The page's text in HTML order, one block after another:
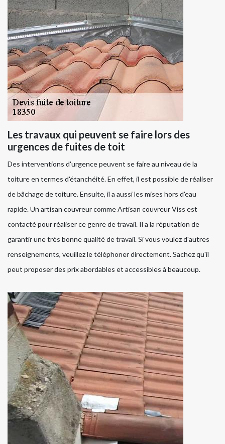
Les travaux qui peuvent se faire lors des
urgences de fuites de toit
Des interventions d'urgence peuvent se faire au niveau de la
toiture en termes d'étanchéité. En effet, il est possible de réaliser
de bâchage de toiture. Ensuite, il a aussi les mises hors d'eau
rapide. Un artisan couvreur comme Artisan couvreur Viss est
contacté pour réaliser ce genre de travail. Il a la réputation de
garantir une très bonne qualité de travail. Si vous voulez d'autres
renseignements, veuillez le téléphoner directement. Sachez qu'il
peut proposer des prix abordables et accessibles à beaucoup.